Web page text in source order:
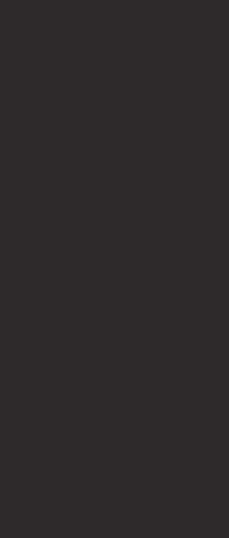
Системы